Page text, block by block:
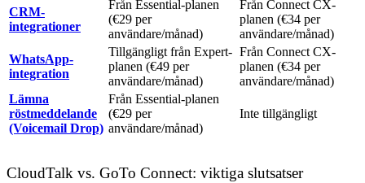
CRM-
integrationer
Från Essential-planen
(€29 per
användare/månad)
Från Connect CX-
planen (€34 per
användare/månad)
WhatsApp-
integration
Tillgängligt från Expert-
planen (€49 per
användare/månad)
Från Connect CX-
planen (€34 per
användare/månad)
Lämna
röstmeddelande
(Voicemail Drop)
Från Essential-planen
(€29 per
användare/månad)
Inte tillgängligt
CloudTalk vs. GoTo Connect: viktiga slutsatser